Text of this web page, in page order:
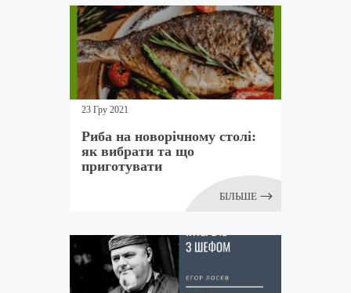
23 Гру 2021
Риба на новорічному столі:
як вибрати та що
приготувати
БІЛЬШЕ